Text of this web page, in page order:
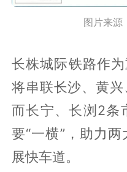
图片来源
长株城际铁路作
将串联长沙、黄兴
而长宁、长浏2条
要“一横”，助力
展快车道。